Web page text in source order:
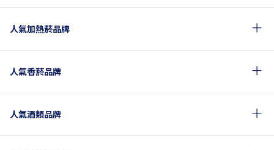
人氣加熱菸品牌
人氣香菸品牌
人氣酒類品牌